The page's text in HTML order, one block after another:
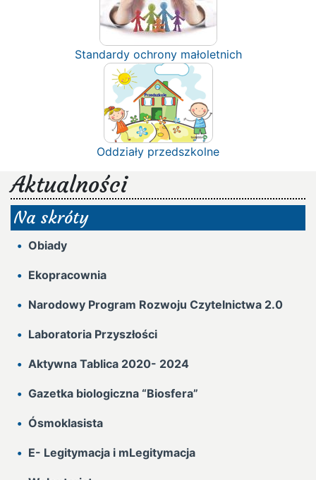
Standardy ochrony małoletnich
Oddziały przedszkolne
Aktualności
Na skróty
Obiady
Ekopracownia
Narodowy Program Rozwoju Czytelnictwa 2.0
Laboratoria Przyszłości
Aktywna Tablica 2020- 2024
Gazetka biologiczna “Biosfera”
Ósmoklasista
E- Legitymacja i mLegitymacja